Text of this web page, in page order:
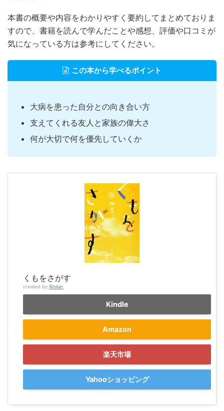
本書の概要や内容をわかりやすく要約してまとめておりま
すので、書籍を読んで学んだことや感想、評価や口コミが
気になっている方は参考にしてください。
この本から学べるポイント
大病を患った自分との向き合い方
支えてくれる友人と家族の偉大さ
何が大切で何を優先していくか
くもをさがす
created by Rinker
Kindle
Amazon
楽天市場
Yahooショッピング